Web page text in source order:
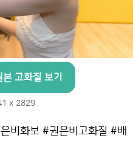
고화질 보기
x 2829
비화보 #권은비고화질 #배